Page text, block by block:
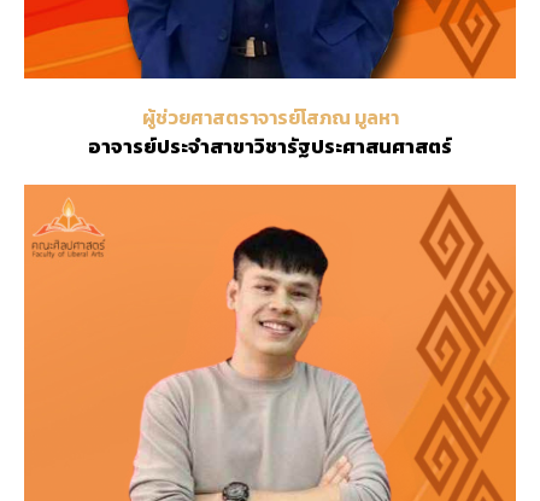
ผู้ช่วยศาสตราจารย์โสภณ มูลหา
อาจารย์ประจำสาขาวิชารัฐประศาสนศาสตร์